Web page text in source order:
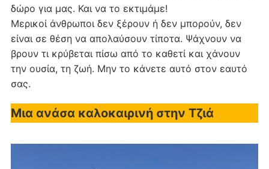
δώρο για μας. Και να το εκτιμάμε!
Μερικοί άνθρωποι δεν ξέρουν ή δεν μπορούν, δεν
είναι σε θέση να απολαύσουν τίποτα. Ψάχνουν να
βρουν τι κρύβεται πίσω από το καθετί και χάνουν
την ουσία, τη ζωή. Μην το κάνετε αυτό στον εαυτό
σας.
Μια ανάσα καλοκαιρινή στην Τζιά